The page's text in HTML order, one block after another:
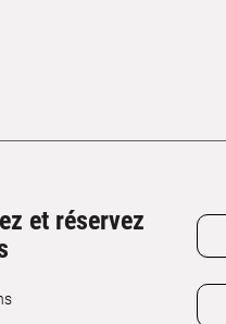
et réservez